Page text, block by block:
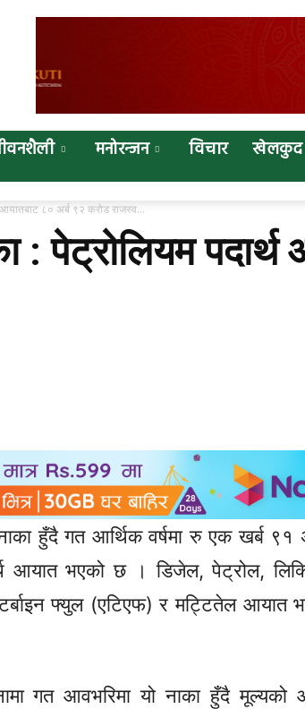
मनोरन्जन विचार खेलकुद
आयातबाट ८० अर्ब ९२ करोड राजस्व...
: पेट्रोलियम
हुँदै गत आर्थिक वर्षमा रु एक खर्ब ९१
आयात भएको छ । डिजेल, पेट्रोल,
फ्युल (एटिएफ) र मट्टितेल आयात
गत आवभरिमा यो नाका हुँदै मूल्यको